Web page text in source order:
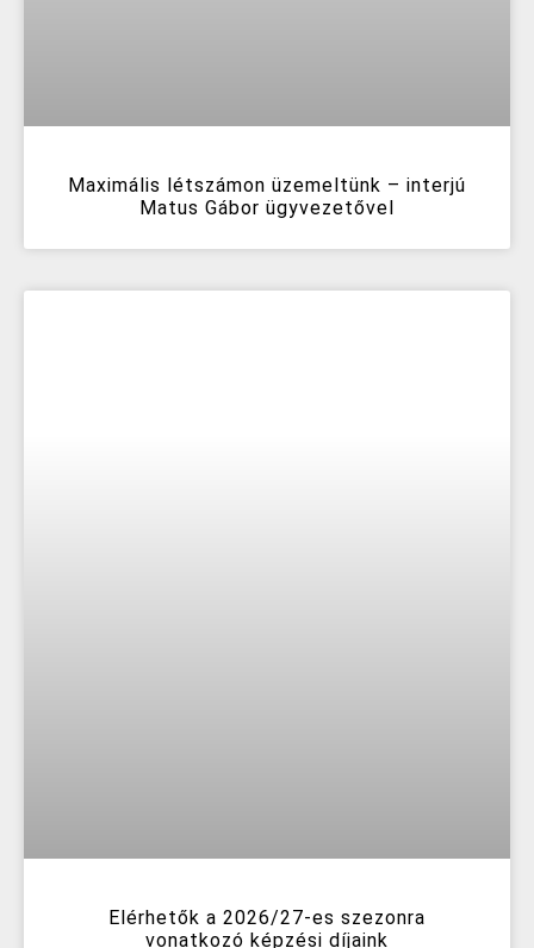
Maximális létszámon üzemeltünk – interjú
Matus Gábor ügyvezetővel
Elérhetők a 2026/27-es szezonra
vonatkozó képzési díjaink